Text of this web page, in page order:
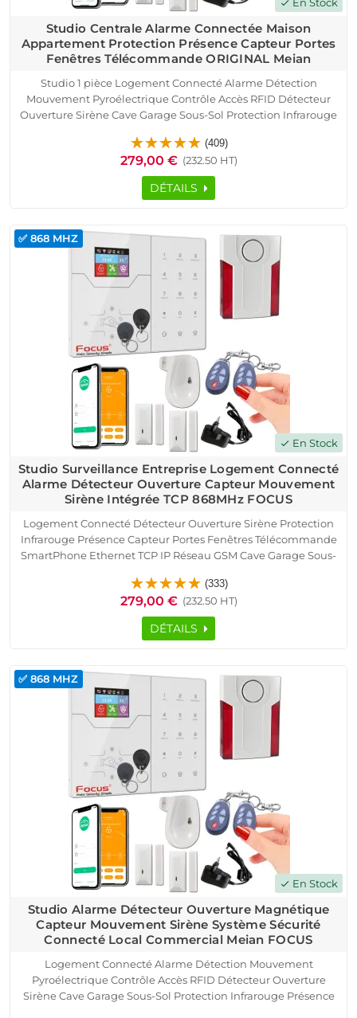
check
Studio Centrale Alarme Connectée Maison
Appartement Protection Présence Capteur Portes
Fenêtres Télécommande ORIGINAL Meian
Studio 1 pièce Logement Connecté Alarme Détection
Mouvement Pyroélectrique Contrôle Accès RFID Détecteur
Ouverture Sirène Cave Garage Sous-Sol Protection Infrarouge
SmartPhone Ethernet TCP IP Réseau GSM
(409)
279,00 € (232.50 HT)
DÉTAILS
check En Stock
✅ 868 MHZ
Studio Surveillance Entreprise Logement Connecté
Alarme Détecteur Ouverture Capteur Mouvement
Sirène Intégrée TCP 868MHz FOCUS
Logement Connecté Détecteur Ouverture Sirène Protection
Infrarouge Présence Capteur Portes Fenêtres Télécommande
SmartPhone Ethernet TCP IP Réseau GSM Cave Garage Sous-
Pyroélectrique Contrôle Accès RFID
(333)
279,00 € (232.50 HT)
DÉTAILS
check En Stock
✅ 868 MHZ
Studio Alarme Détecteur Ouverture Magnétique
Capteur Mouvement Sirène Système Sécurité
Connecté Local Commercial Meian FOCUS
Logement Connecté Alarme Détection Mouvement
Pyroélectrique Contrôle Accès RFID Détecteur Ouverture
Sirène Cave Garage Sous-Sol Protection Infrarouge Présence